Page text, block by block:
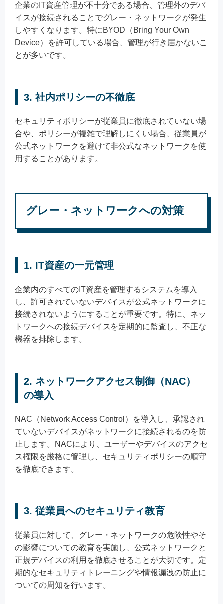
企業のIT資産管理が不十分である場合、管理外のデバ
イスが接続されることでグレー・ネットワークが発生
しやすくなります。特にBYOD（Bring Your Own
Device）を許可している場合、管理が行き届かないこ
とが多いです。
3. 社内ポリシーの不徹底
セキュリティポリシーが従業員に徹底されていない場
合や、ポリシーが複雑で理解しにくい場合、従業員が
公式ネットワークを避けて非公式なネットワークを使
用することがあります。
グレー・ネットワークへの対策
1. IT資産の一元管理
企業内のすべてのIT資産を管理するシステムを導入
し、許可されていないデバイスが公式ネットワークに
接続されないようにすることが重要です。特に、ネッ
トワークへの接続デバイスを定期的に監査し、不正な
機器を排除します。
2. ネットワークアクセス制御（NAC）
の導入
NAC（Network Access Control）を導入し、承認され
ていないデバイスがネットワークに接続されるのを防
止します。NACにより、ユーザーやデバイスのアクセ
ス権限を厳格に管理し、セキュリティポリシーの順守
を徹底できます。
3. 従業員へのセキュリティ教育
従業員に対して、グレー・ネットワークの危険性やそ
の影響についての教育を実施し、公式ネットワークと
正規デバイスの利用を徹底させることが大切です。定
期的なセキュリティトレーニングや情報漏洩の防止に
ついての周知を行います。